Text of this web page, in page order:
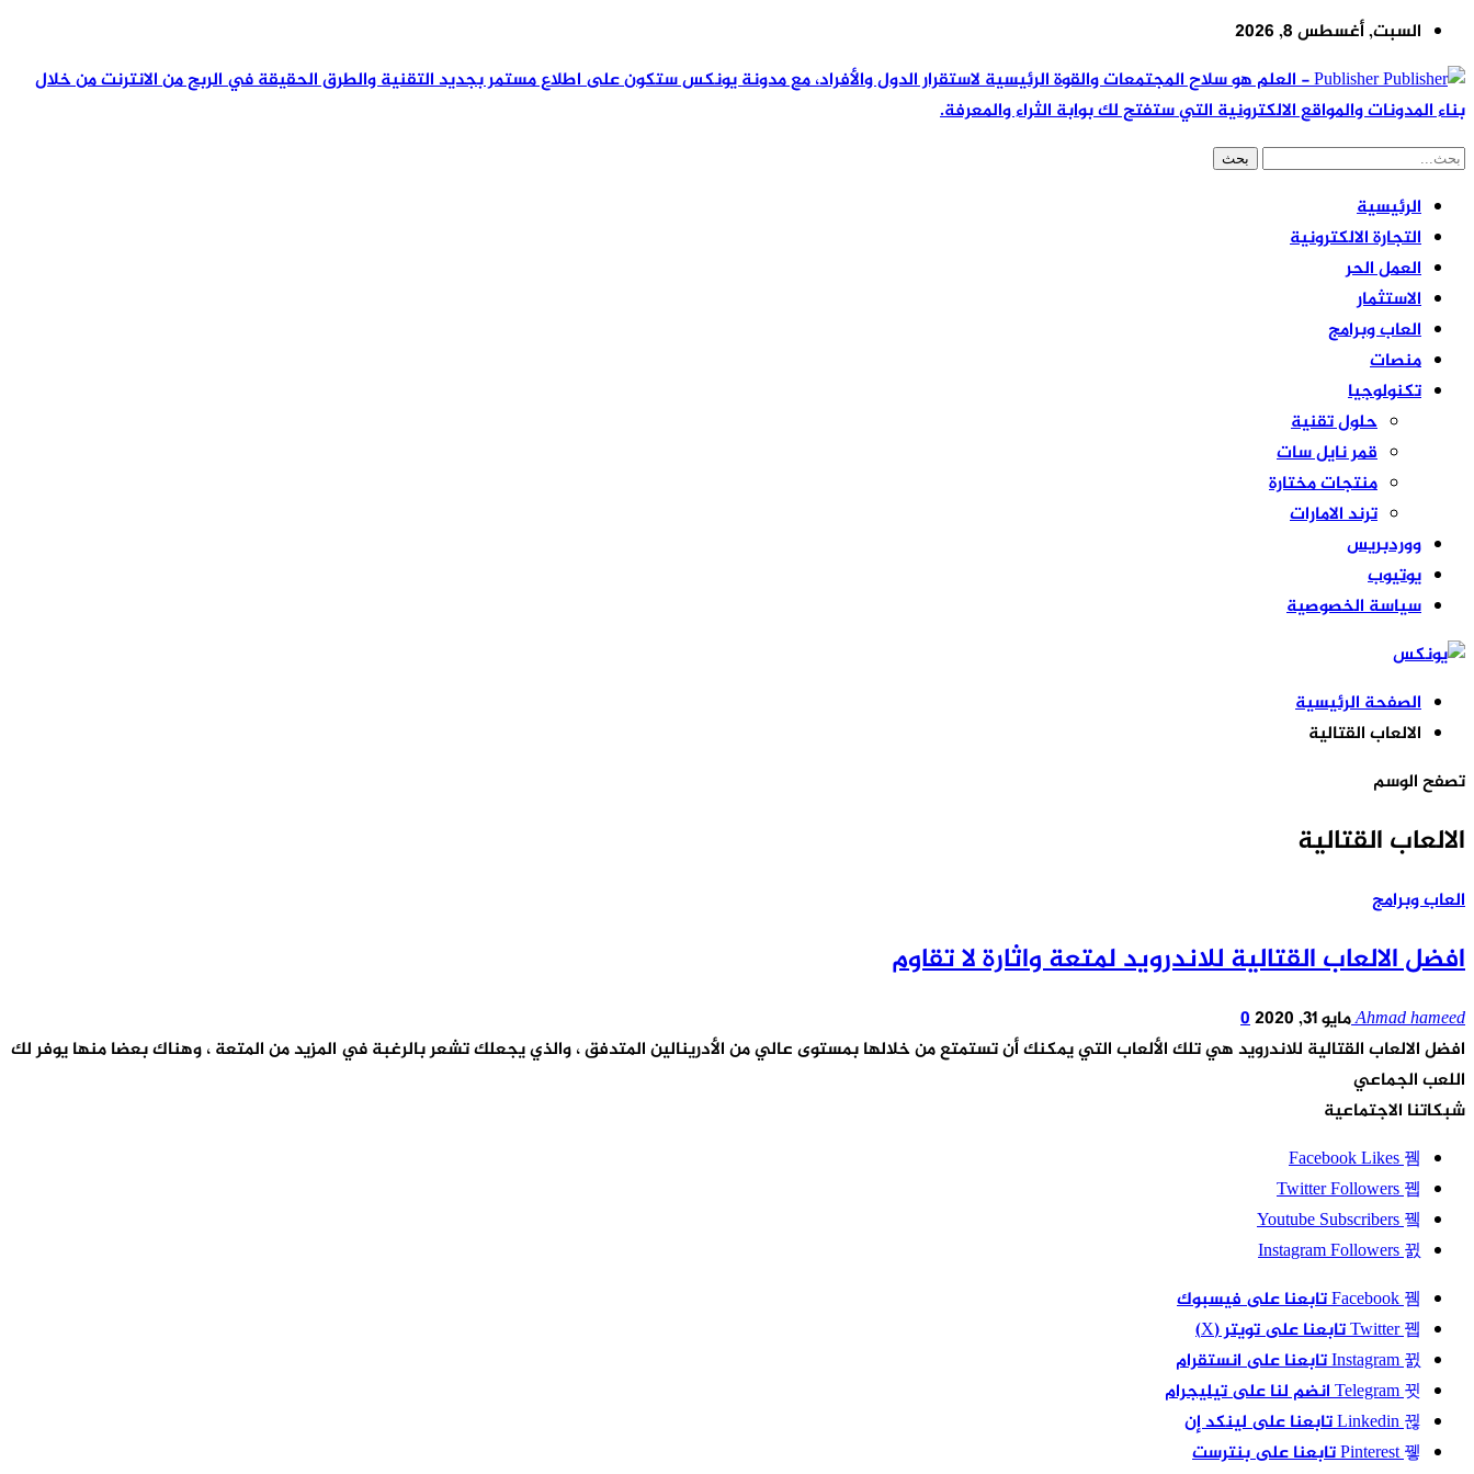
السبت, أغسطس 8, 2026
Publisher - العلم هو سلاح المجتمعات والقوة الرئيسية لاستقرار الدول والأفراد، مع مدونة يونكس ستكون على اطلاع مستمر بجديد التقنية والطرق الحقيقة في الربح من الانترنت من خلال
بناء المدونات والمواقع الالكترونية التي ستفتح لك بوابة الثراء والمعرفة.
الرئيسية
التجارة الالكترونية
العمل الحر
الاستثمار
العاب وبرامج
منصات
تكنولوجيا
حلول تقنية
قمر نايل سات
منتجات مختارة
ترند الامارات
ووردبريس
يوتيوب
سياسة الخصوصية
الصفحة الرئيسية
الالعاب القتالية
تصفح الوسم
الالعاب القتالية
العاب وبرامج
افضل الالعاب القتالية للاندرويد لمتعة واثارة لا تقاوم
Ahmad hameedمايو 31, 2020
0
افضل الالعاب القتالية للاندرويد هي تلك الألعاب التي يمكنك أن تستمتع من خلالها بمستوى عالي من الأدرينالين المتدفق ، والذي يجعلك تشعر بالرغبة في المزيد من المتعة ، وهناك بعضا منها يوفر لك
اللعب الجماعي
شبكاتنا الاجتماعية
FacebookLikes
TwitterFollowers
YoutubeSubscribers
InstagramFollowers
Facebook
تابعنا على فيسبوك
Twitter
تابعنا على تويتر (X)
Instagram
تابعنا على انستقرام
Telegram
انضم لنا على تيليجرام
Linkedin
تابعنا على لينكد إن
Pinterest
تابعنا على بنترست